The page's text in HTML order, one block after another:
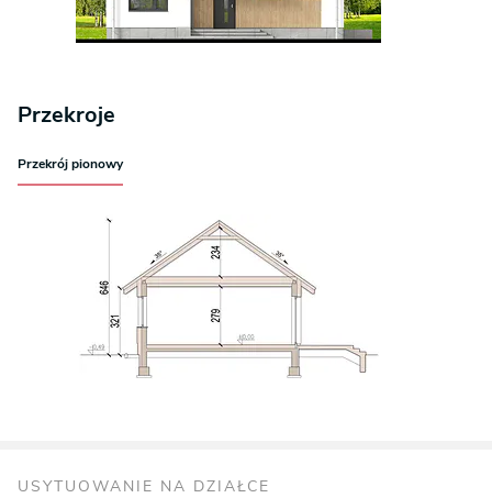
Przekroje
Przekrój pionowy
USYTUOWANIE NA DZIAŁCE